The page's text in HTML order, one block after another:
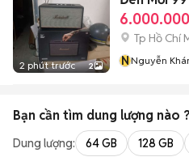
2 phút trước 2
Tp Hồ Chí
NNguyễn
Bạn cần tìm dung lượng nào ?
Dung lượng: 64 GB 128 GB